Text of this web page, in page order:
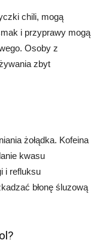
chili, mogą
i przyprawy mogą
Osoby z
zbyt
żołądka. Kofeina
kwasu
i refluksu
błonę śluzową